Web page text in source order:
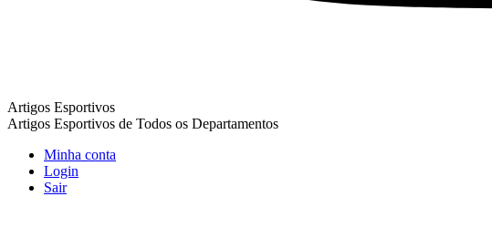
Artigos Esportivos
Artigos Esportivos de Todos os Departamentos
Minha conta
Login
Sair